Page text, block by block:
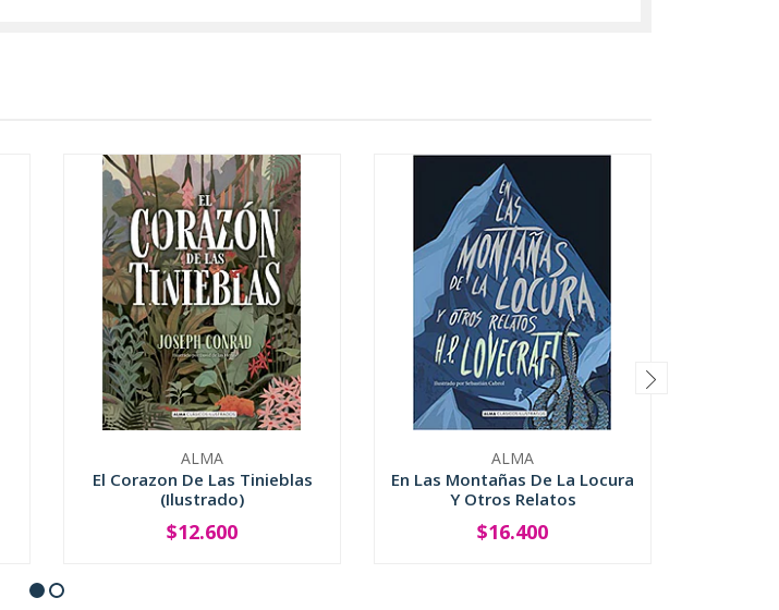
ALMA
El Corazon De Las Tinieblas
(Ilustrado)
+
$12.600
ALMA
En Las Montañas De La Locura
Y Otros Relatos
+
$16.400